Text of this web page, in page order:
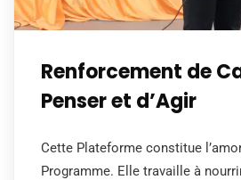
Renforcement de
Penser et d’Agir
Cette Plateforme constitue
Programme. Elle travaille à